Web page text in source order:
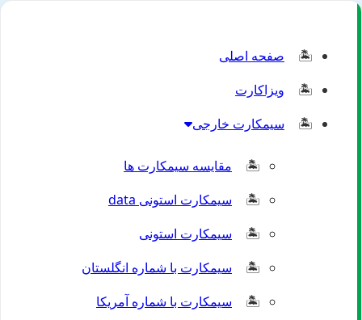
صفحه اصلی
ویزاکارت
سیمکارت خارجی
مقایسه سیمکارت ها
سیمکارت استونی data
سیمکارت استونی
سیمکارت با شماره انگلستان
سیمکارت با شماره آمریکا